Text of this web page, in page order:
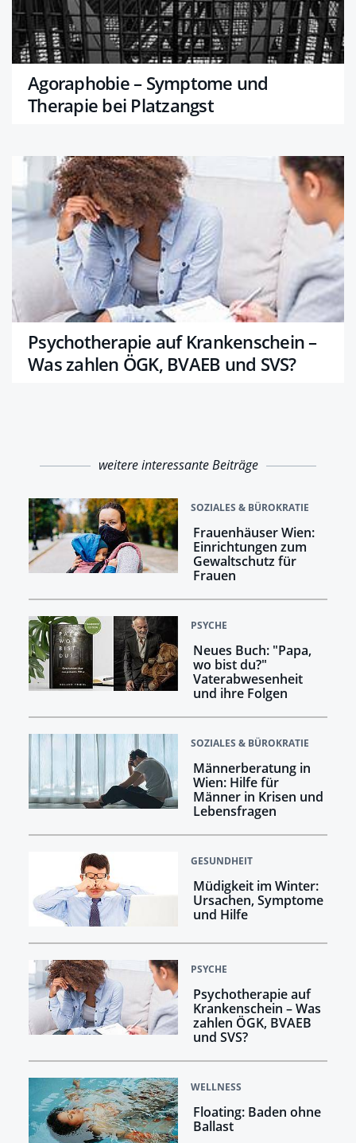
Agoraphobie – Symptome und
Therapie bei Platzangst
Psychotherapie auf Krankenschein –
Was zahlen ÖGK, BVAEB und SVS?
weitere interessante Beiträge
SOZIALES & BÜROKRATIE
Frauenhäuser Wien:
Einrichtungen zum
Gewaltschutz für
Frauen
PSYCHE
Neues Buch: "Papa,
wo bist du?"
Vaterabwesenheit
und ihre Folgen
SOZIALES & BÜROKRATIE
Männerberatung in
Wien: Hilfe für
Männer in Krisen und
Lebensfragen
GESUNDHEIT
Müdigkeit im Winter:
Ursachen, Symptome
und Hilfe
PSYCHE
Psychotherapie auf
Krankenschein – Was
zahlen ÖGK, BVAEB
und SVS?
WELLNESS
Floating: Baden ohne
Ballast